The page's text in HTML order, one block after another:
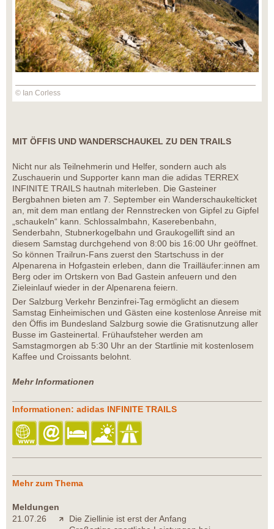
© Ian Corless
MIT ÖFFIS UND WANDERSCHAUKEL ZU DEN TRAILS
Nicht nur als Teilnehmerin und Helfer, sondern auch als
Zuschauerin und Supporter kann man die adidas TERREX
INFINITE TRAILS hautnah miterleben. Die Gasteiner
Bergbahnen bieten am 7. September ein Wanderschaukelticket
an, mit dem man entlang der Rennstrecken von Gipfel zu Gipfel
„schaukeln“ kann. Schlossalmbahn, Kaserebenbahn,
Senderbahn, Stubnerkogelbahn und Graukogellift sind an
diesem Samstag durchgehend von 8:00 bis 16:00 Uhr geöffnet.
So können Trailrun-Fans zuerst den Startschuss in der
Alpenarena in Hofgastein erleben, dann die Trailläufer:innen am
Berg oder im Ortskern von Bad Gastein anfeuern und den
Zieleinlauf wieder in der Alpenarena feiern.
Der Salzburg Verkehr Benzinfrei-Tag ermöglicht an diesem
Samstag Einheimischen und Gästen eine kostenlose Anreise mit
den Öffis im Bundesland Salzburg sowie die Gratisnutzung aller
Busse im Gasteinertal. Frühaufsteher werden am
Samstagmorgen ab 5:30 Uhr an der Startlinie mit kostenlosem
Kaffee und Croissants belohnt.
Mehr Informationen
Informationen: adidas INFINITE TRAILS
Mehr zum Thema
Meldungen
21.07.26
Die Ziellinie ist erst der Anfang